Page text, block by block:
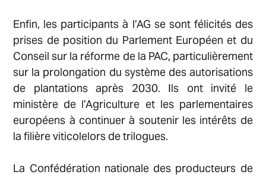
Enfin, les participants à l’AG se sont félicités des
prises de position du Parlement Européen et du
Conseil sur la réforme de la PAC, particulièrement
sur la prolongation du système des autorisations
de plantations après 2030. Ils ont invité le
ministère de l’Agriculture et les parlementaires
européens à continuer à soutenir les intérêts de
la filière viticolelors de trilogues.
La Confédération nationale des producteurs de